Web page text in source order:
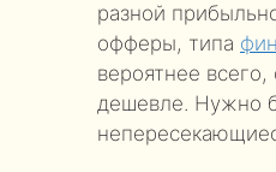
разной
офферы, типа
вероятнее всего,
дешевле. Нужно